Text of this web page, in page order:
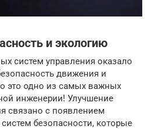
и экологию
систем управления оказало
движения и
это одно из самых важных
инженерии! Улучшение
связано с появлением
безопасности, которые